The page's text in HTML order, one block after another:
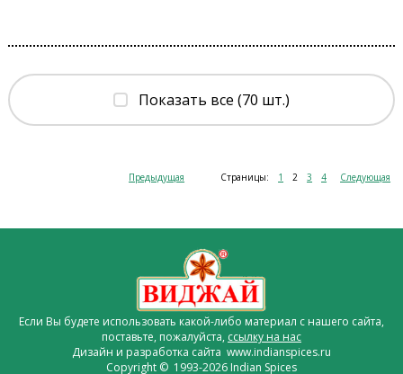
Показать все (70 шт.)
Предыдущая Страницы: 1 2 3 4 Следующая
Если Вы будете использовать какой-либо материал с нашего сайта,
поставьте, пожалуйста, ссылку на нас
Дизайн и разработка сайта www.indianspices.ru
Copyright © 1993-2026 Indian Spices